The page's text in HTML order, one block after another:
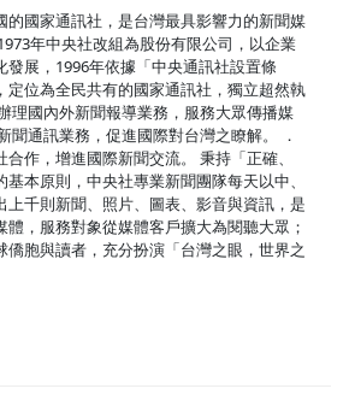
的國家通訊社，是台灣最具影響力的新聞媒
年中央社改組為股份有限公司，以企業
發展，1996年依據「中央通訊社設置條
定位為全民共有的國家通訊社，獨立超然執
理國內外新聞報導業務，服務大眾傳播媒
聞通訊業務，促進國際對台灣之瞭解。 ．
作，增進國際新聞交流。 秉持「正確、
本原則，中央社專業新聞團隊每天以中、
上千則新聞、照片、圖表、影音與資訊，是
體，服務對象從媒體客戶擴大為閱聽大眾；
僑胞與讀者，充分扮演「台灣之眼，世界之